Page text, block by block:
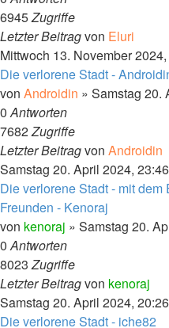
6945Zugriffe
Letzter Beitragvon Eluri
Mittwoch 13. November
Die verlorene Stadt -
von Androidin » Samstag 20.
0Antworten
7682Zugriffe
Letzter Beitragvon Androidin
Samstag 20. April 2024, 23:46
Die verlorene Stadt - mit
Freunden - Kenoraj
von kenoraj » Samstag 20.
0Antworten
8023Zugriffe
Letzter Beitragvon kenoraj
Samstag 20. April 2024, 20:26
Die verlorene Stadt - iche82